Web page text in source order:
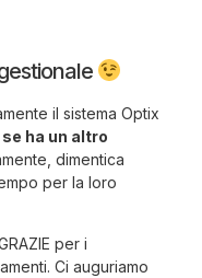
il sistema Optix
ha un altro
dimentica
per la loro
per i
Ci auguriamo